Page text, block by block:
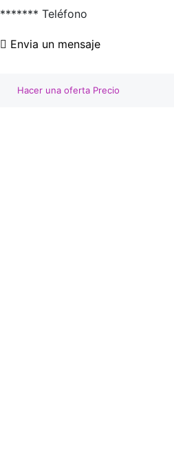
******* Teléfono
Envia un mensaje
Hacer una oferta Precio